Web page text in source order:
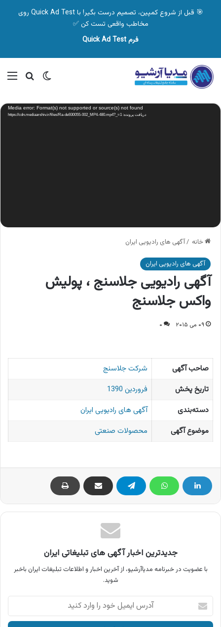
🎯 قبل از شروع کمپین، تصمیم درست بگیر! با Quick Ad Test روی
مخاطب واقعی تست کن ✅
فرم Quick Ad Test
تغییر پوسته
نمایشگر
ویدیو Media error: Format(s) not supported or source(s) not found
دریافت پرونده: https://cdn.mediaarshiv.ir/files/Ra-de930055-002_MP4-480.mp4?_=1
خانه /آگهی های رادیویی ایران
آگهی های رادیویی ایران
آگهی رادیویی جلاسنج ، پولیش
واکس جلاسنج
۰۹ می ۲۰۱۵ ۰
صاحب آگهی
شرکت جلاسنج
تاریخ پخش
فروردین 1390
دسته‌بندی
آگهی های رادیویی ایران
موضوع آگهی
محصولات صنعتی
جدیدترین اخبار آگهی های تبلیغاتی ایران
با عضویت در خبرنامه مدیاآرشیو، از آخرین اخبار و اطلاعات تبلیغات ایران باخبر
شوید.
آدرس
ایمیل
خود